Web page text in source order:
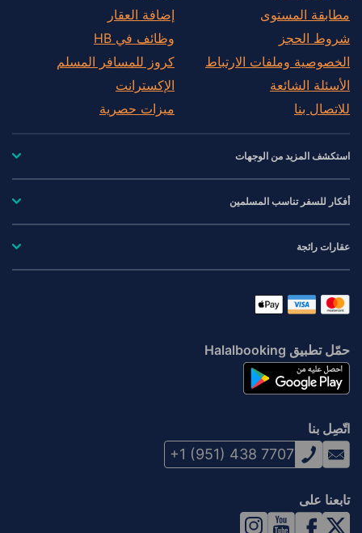
مطابقة المستوى
شروط الحجز
الخصوصية وملفات الارتباط
الأسئلة الشائعة
للاتصال بنا
إضافة العقار
وظائف في HB
كروز للمسافر المسلم
الإكسترانت
ميزات حصرية
استكشف المزيد من الوجهات
أفكار للسفر تناسب المسلمين
عقارات رائجة
حمّل تطبيق Halalbooking
اتّصِل بنا
+1 (951) 438 7707
تابعنا على